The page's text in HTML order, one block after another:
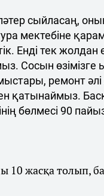
сыйласаң,
мектебіне
Енді тек
Сосын
ремонт
қатынаймыз.
бөлмесі 90
10 жасқа толып,